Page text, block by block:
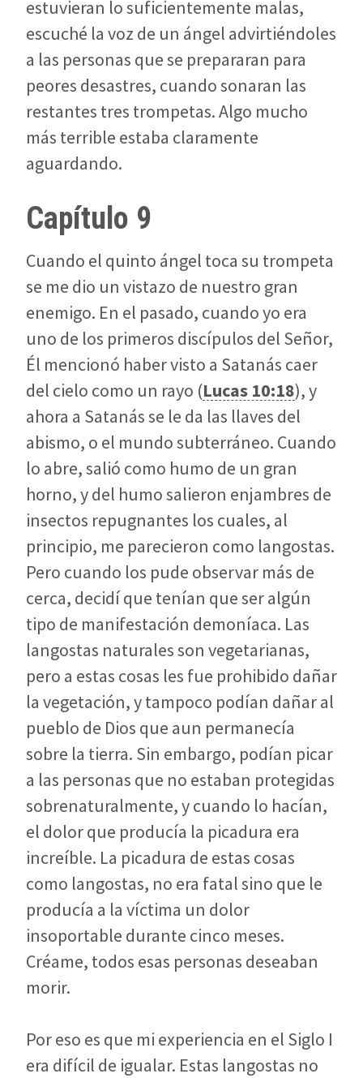
estuvieran lo suficientemente malas,
escuché la voz de un ángel advirtiéndoles
a las personas que se prepararan para
peores desastres, cuando sonaran las
restantes tres trompetas. Algo mucho
más terrible estaba claramente
aguardando.
Capítulo 9
Cuando el quinto ángel toca su trompeta
se me dio un vistazo de nuestro gran
enemigo. En el pasado, cuando yo era
uno de los primeros discípulos del Señor,
Él mencionó haber visto a Satanás caer
del cielo como un rayo (Lucas 10:18), y
ahora a Satanás se le da las llaves del
abismo, o el mundo subterráneo. Cuando
lo abre, salió como humo de un gran
horno, y del humo salieron enjambres de
insectos repugnantes los cuales, al
principio, me parecieron como langostas.
Pero cuando los pude observar más de
cerca, decidí que tenían que ser algún
tipo de manifestación demoníaca. Las
langostas naturales son vegetarianas,
pero a estas cosas les fue prohibido dañar
la vegetación, y tampoco podían dañar al
pueblo de Dios que aun permanecía
sobre la tierra. Sin embargo, podían picar
a las personas que no estaban protegidas
sobrenaturalmente, y cuando lo hacían,
el dolor que producía la picadura era
increíble. La picadura de estas cosas
como langostas, no era fatal sino que le
producía a la víctima un dolor
insoportable durante cinco meses.
Créame, todos esas personas deseaban
morir.
Por eso es que mi experiencia en el Siglo I
era difícil de igualar. Estas langostas no